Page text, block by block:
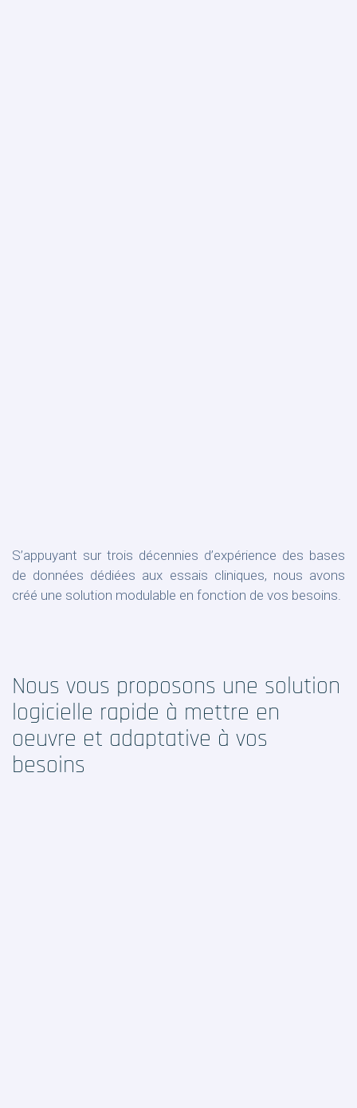
S’appuyant sur trois décennies d’expérience des bases
de données dédiées aux essais cliniques, nous avons
créé une solution modulable en fonction de vos besoins.
Nous vous proposons une solution
logicielle rapide à mettre en
oeuvre et adaptative à vos
besoins